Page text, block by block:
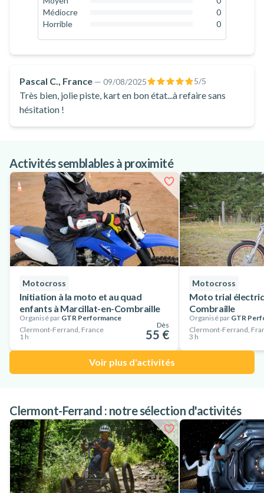
Médiocre
0
Horrible
0
Pascal C., France — 09/08/2025 5/5
Très bien, jolie piste, kart en bon état...à refaire sans
hésitation !
Activités semblables à proximité
Motocross
Initiation à la moto et au quad
enfants à Marcillat-en-Combraille
Organisé par GTR Performance
Clermont-Ferrand, France
1 h
Dès
55 €
Motocross
Moto trial
Combraille
Organisé par GTR
Clermont-Ferrand,
3 h
Voir plus d'activités
Clermont-Ferrand : notre sélection d'activités